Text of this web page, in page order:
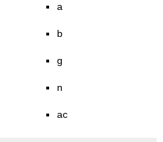
a
b
g
n
ac